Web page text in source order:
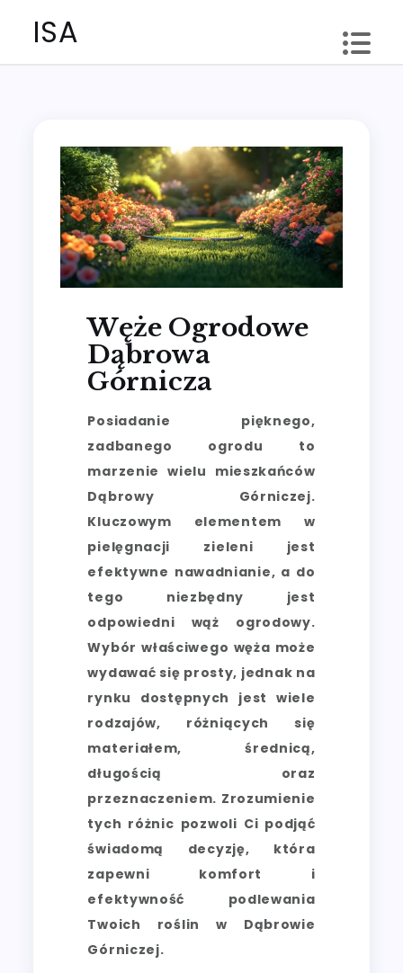
ISA
Węże Ogrodowe
Dąbrowa
Górnicza
Posiadanie pięknego,
zadbanego ogrodu to
marzenie wielu mieszkańców
Dąbrowy Górniczej.
Kluczowym elementem w
pielęgnacji zieleni jest
efektywne nawadnianie, a do
tego niezbędny jest
odpowiedni wąż ogrodowy.
Wybór właściwego węża może
wydawać się prosty, jednak na
rynku dostępnych jest wiele
rodzajów, różniących się
materiałem, średnicą,
długością oraz
przeznaczeniem. Zrozumienie
tych różnic pozwoli Ci podjąć
świadomą decyzję, która
zapewni komfort i
efektywność podlewania
Twoich roślin w Dąbrowie
Górniczej.